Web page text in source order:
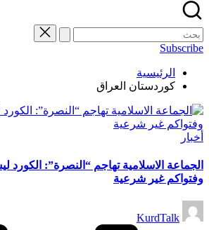
Subscribe
الرئيسية
كوردستان العراق
نُشر
أخبار
الجماعة الاسلامية تهاجم “النصرة”: الكورد
وفتواكم غير شرعية
تمّ
النشرKurdTalk